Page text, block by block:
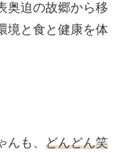
奥迫の故郷から移
境と食と健康を体
も、 どんどん笑